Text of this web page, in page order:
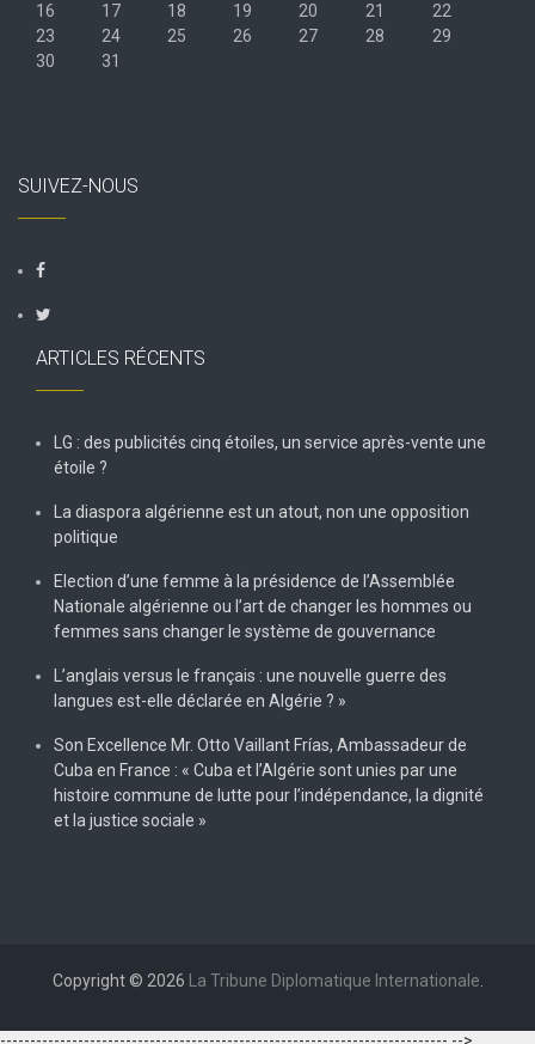
16
17 18 19 20 21
22
23
24 25 26 27 28
29
30
31
SUIVEZ-NOUS
ARTICLES RÉCENTS
LG : des publicités cinq étoiles, un service après-vente une
étoile ?
La diaspora algérienne est un atout, non une opposition
politique
Election d’une femme à la présidence de l’Assemblée
Nationale algérienne ou l’art de changer les hommes ou
femmes sans changer le système de gouvernance
L’anglais versus le français : une nouvelle guerre des
langues est-elle déclarée en Algérie ? »
Son Excellence Mr. Otto Vaillant Frías, Ambassadeur de
Cuba en France : « Cuba et l’Algérie sont unies par une
histoire commune de lutte pour l’indépendance, la dignité
et la justice sociale »
Copyright © 2026 La Tribune Diplomatique Internationale.